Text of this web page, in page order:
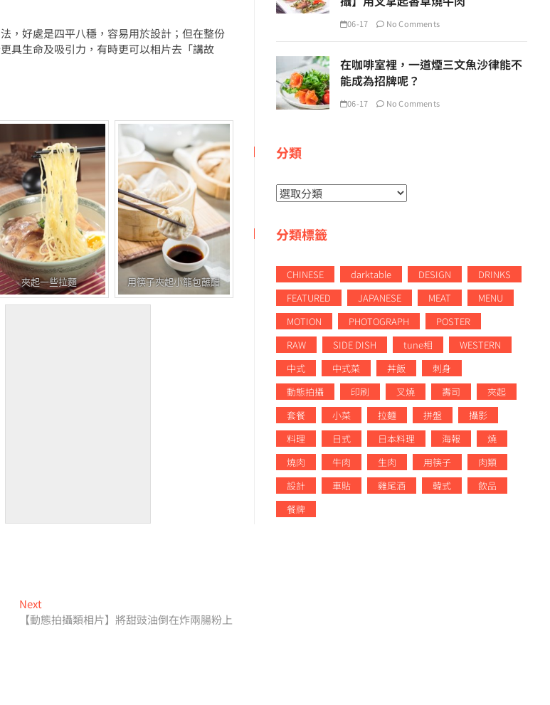
，好處是四平八穩，容易用於設計；但在整份
具生命及吸引力，有時更可以相片去「講故
夾起一些拉麵 用筷子夾起小籠包蘸醋
NextNext
post:
【動態拍攝類相片】將甜豉油倒在炸兩腸粉上
06-17 No Comments
在咖啡室裡，一道煙三文魚沙律能不
能成為招牌呢？
06-17 No Comments
分類
分
類
分類標籤
CHINESE darktable DESIGN
DRINKS
FEATURED
JAPANESE MEAT
MENU
MOTION
PHOTOGRAPH
POSTER
RAW
SIDE DISH tune相
WESTERN
中式
中式菜 丼飯
刺身
動態拍攝
印刷 叉燒 壽司
夾起
套餐
小菜 拉麵 拼盤
攝影
料理
日式 日本料理 海報
燒
燒肉
牛肉 生肉 用筷子
肉類
設計
車貼 雞尾酒 韓式
飲品
餐牌